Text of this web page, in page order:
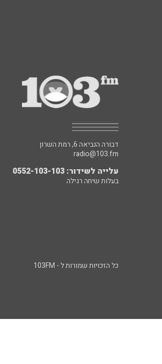
דבורה הנביאה 6, רמת השרון
radio@103.fm
עלייה לשידור: 0552-103-103
בעלות שיחה רגילה
כל הזכויות שמורות ל - 103FM